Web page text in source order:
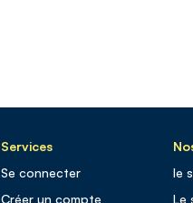
Services
Se connecter
Créer un compte
le
Le